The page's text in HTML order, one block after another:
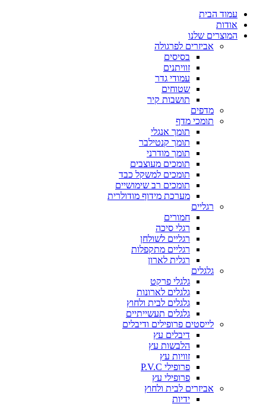
עמוד הבית
אודות
המוצרים שלנו
אביזרים לפרגולה
בסיסים
זוויתנים
עמודי גדר
שטוחים
תושבות קיר
מדפים
תומכי מדף
תומך אנגלי
תומך קנטילבר
תומך מודרני
תומכים מעוצבים
תומכים למשקל כבד
תומכים רב שימושיים
מערכת מידוף מודולרית
רגליים
חמורים
רגלי סיכה
רגליים לשולחן
רגליים מתקפלות
רגלית לארון
גלגלים
גלגלי פרקט
גלגלים לארונות
גלגלים לבית ולחוץ
גלגלים תעשייתיים
לייסטים פרופילים ודיבלים
דיבלים עץ
הלבשות עץ
זוויות עץ
פרופילי P.V.C
פרופילי עץ
אביזרים לבית ולחוץ
ידיות